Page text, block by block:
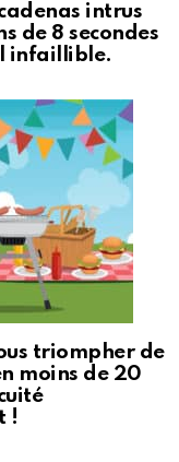
intrus
de 8 secondes
infaillible.
triompher de
moins de 20
!